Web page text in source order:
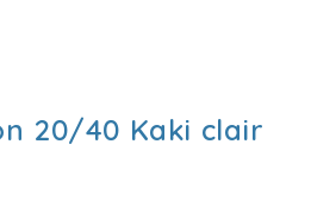
20/40 Kaki clair